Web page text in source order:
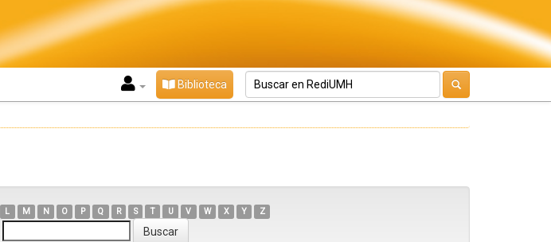
Biblioteca
L M N O P Q R S T U V W X Y Z